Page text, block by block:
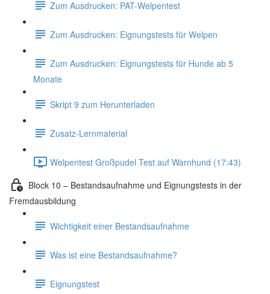
Zum Ausdrucken: PAT-Welpentest
Zum Ausdrucken: Eignungstests für Welpen
Zum Ausdrucken: Eignungstests für Hunde ab 5
Monate
Skript 9 zum Herunterladen
Zusatz-Lernmaterial
Welpentest Großpudel Test auf Warnhund (17:43)
Block 10 – Bestandsaufnahme und Eignungstests in der
Fremdausbildung
Wichtigkeit einer Bestandsaufnahme
Was ist eine Bestandsaufnahme?
Eignungstest